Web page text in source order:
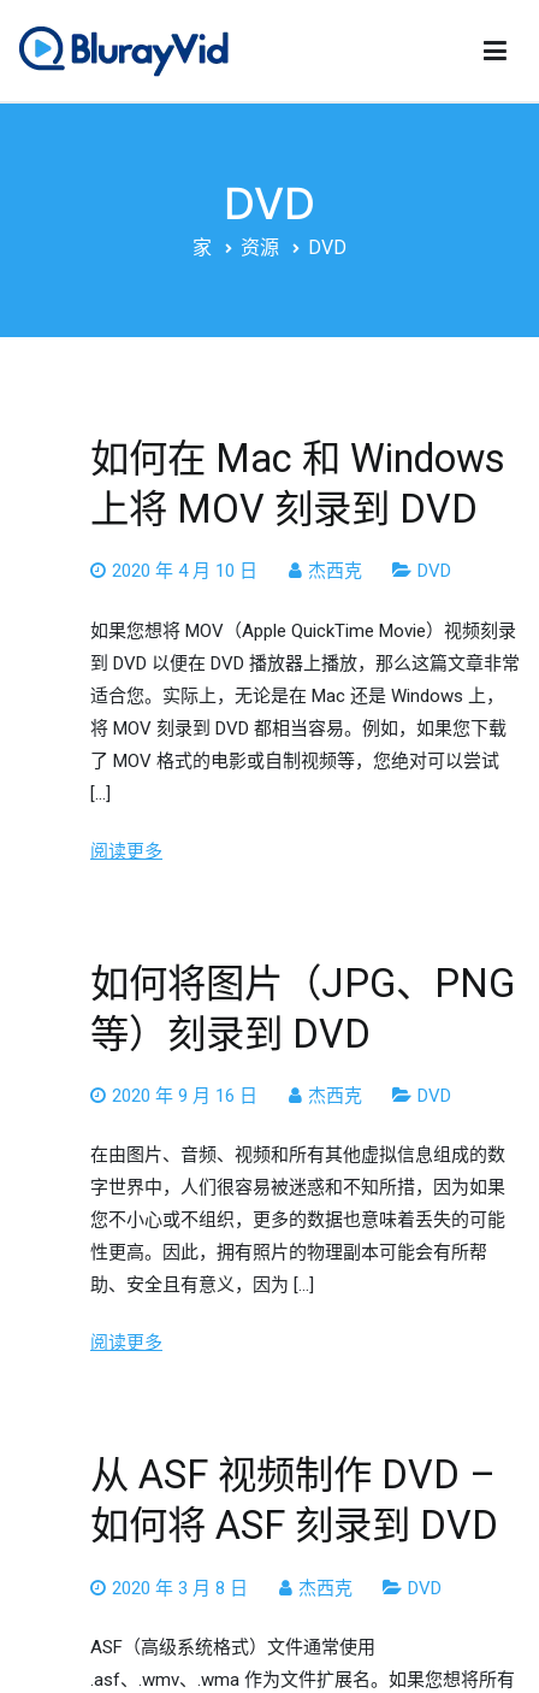
蓝光影片
DVD
家 资源 DVD
如何在 Mac 和 Windows
上将 MOV 刻录到 DVD
2020 年 4 月 10 日 杰西克 DVD
如果您想将 MOV（Apple QuickTime Movie）视频刻录
到 DVD 以便在 DVD 播放器上播放，那么这篇文章非常
适合您。实际上，无论是在 Mac 还是 Windows 上，
将 MOV 刻录到 DVD 都相当容易。例如，如果您下载
了 MOV 格式的电影或自制视频等，您绝对可以尝试
[…]
阅读更多
如何将图片（JPG、PNG
等）刻录到 DVD
2020 年 9 月 16 日 杰西克 DVD
在由图片、音频、视频和所有其他虚拟信息组成的数
字世界中，人们很容易被迷惑和不知所措，因为如果
您不小心或不组织，更多的数据也意味着丢失的可能
性更高。因此，拥有照片的物理副本可能会有所帮
助、安全且有意义，因为 […]
阅读更多
从 ASF 视频制作 DVD –
如何将 ASF 刻录到 DVD
2020 年 3 月 8 日 杰西克 DVD
ASF（高级系统格式）文件通常使用
.asf、.wmv、.wma 作为文件扩展名。如果您想将所有